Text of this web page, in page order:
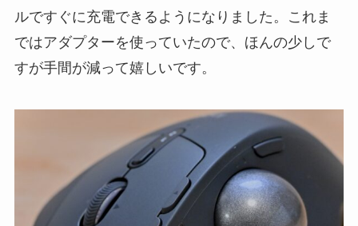
ルですぐに充電できるようになりました。これま
ではアダプターを使っていたので、ほんの少しで
すが手間が減って嬉しいです。